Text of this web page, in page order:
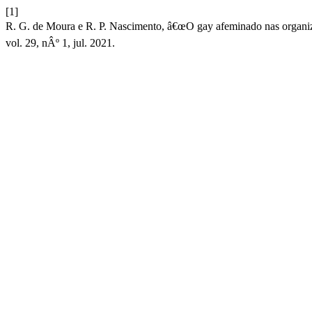
[1]
R. G. de Moura e R. P. Nascimento, â€œO gay afeminado nas
vol. 29, nÂº 1, jul. 2021.